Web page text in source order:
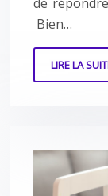
Bien…
LIRE LA